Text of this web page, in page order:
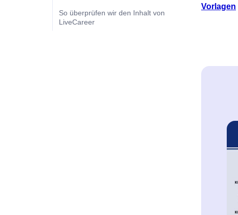
So überprüfen wir den Inhalt von
LiveCareer
Vorlagen